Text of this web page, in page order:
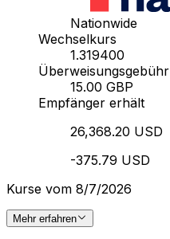
Nationwide
Wechselkurs
1.319400
Überweisungsgebühr
15.00 GBP
Empfänger erhält
26,368.20 USD
-375.79 USD
Kurse vom 8/7/2026
Mehr erfahren